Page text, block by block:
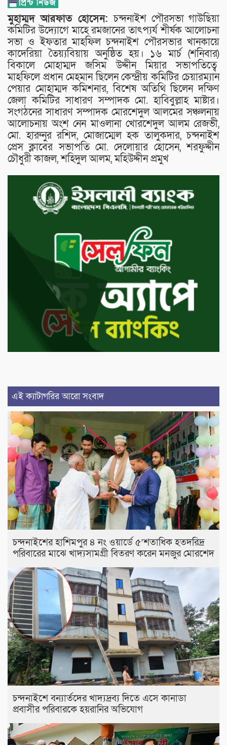
মুহাম্মদ আরফাত হোসেন:চন্দনাইশ পৌরসভা গাউছিয়া
কমিটির উদ্যোগে মাহে রমজানের তাৎপ্যর্য শীর্ষক আলোচনা
সভা ও ইফতার মাহফিল চন্দনাইশ পৌরসভার খানকায়ে
কাদেরিয়া তৈয়্যবিয়ায় অনুষ্ঠিত হয়। ১৬ মার্চ (শনিবার)
বিকালে মোহাম্মদ জসিম উদ্দীন মিয়ার সভাপতিত্বে
মাহফিলে প্রধান মেহমান ছিলেন কেন্দ্রীয় কমিটির চেয়ারম্যান
পেয়ার মোহাম্মদ কমিশনার, বিশেষ অতিথি ছিলেন দক্ষিণ
জেলা কমিটির সাধারণ সম্পাদক মো. হাবিবুল্লাহ মাষ্টার।
সংগঠনের সাধারণ সম্পাদক মোরশেদুল আলমের সঞ্চলনায়
আলোচনায় অংশ নেন মাওলানা খোরশেদুল আলম রেজভী,
মো. হারুনুর রশিদ, মোজাম্মেল হক তালুকদার, চন্দনাইশ
প্রেস ক্লাবের সভাপতি মো. দেলোয়ার হোসেন, শরফুদ্দীন
চৌধুরী কাজল, শহিদুল আলম, মহিউদ্দীন প্রমুখ
এই ক্যাটাগরির আরো সংবাদ
চন্দনাইশের হাশিমপুর ৪ নং ওয়ার্ডে ৫’শতাধিক হতদরিদ্র
পরিবারের মাঝে খাদ্যসামগ্রী বিতরণ করেন মনজুর মোরশেদ
চন্দনাইশে বন্যার্তদের খাদ্যদ্রব্য দিতে এসে কানাডা
প্রবাসীর পরিবারকে হয়রানির অভিযোগ